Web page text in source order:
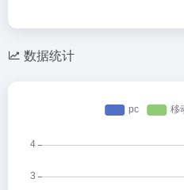
数据统计